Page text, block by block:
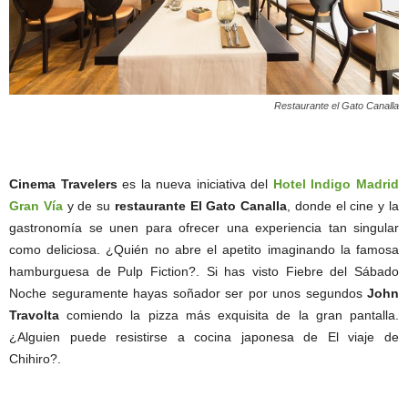
Restaurante el Gato Canalla
Cinema Travelerses la nueva iniciativa del Hotel Indigo Madrid
Gran Víay de su restaurante El Gato Canalla , donde el cine y la
gastronomía se unen para ofrecer una experiencia tan singular
como deliciosa. ¿Quién no abre el apetito imaginando la famosa
hamburguesa de Pulp Fiction?. Si has visto Fiebre del Sábado
Noche seguramente hayas soñador ser por unos segundos John
Travolta comiendo la pizza más exquisita de la gran pantalla.
¿Alguien puede resistirse a cocina japonesa de El viaje de
Chihiro?.